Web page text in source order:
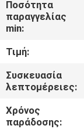
ΜΑΣ
ΕΛΆΤΕ
ΣΕ
ΕΠΑΦΉ
ΜΕ
Ποσότητα
παραγγελίας
min:
Τιμή:
Συσκευασία
λεπτομέρειες:
Χρόνος
παράδοσης: